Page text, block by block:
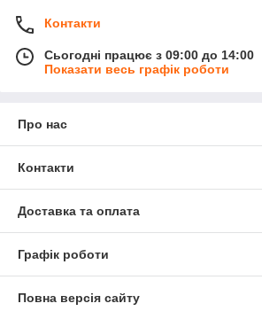
Контакти
Сьогодні працює з 09:00 до 14:00
Показати весь графік роботи
Про нас
Контакти
Доставка та оплата
Графік роботи
Повна версія сайту